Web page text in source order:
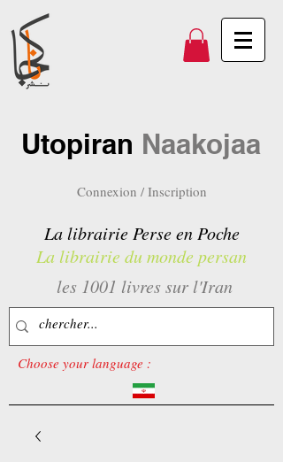
Utopiran Naakojaa
Connexion / Inscription
La librairie Perse en Poche
La librairie du monde persan
les 1001 livres sur l'Iran
Choose your language :